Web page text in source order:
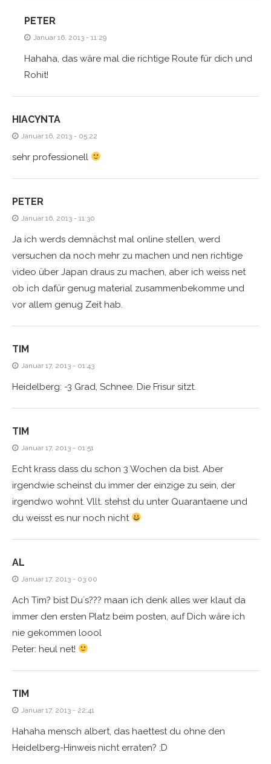
PETER
Januar 16, 2013 - 11:29
Hahaha, das wäre mal die richtige Route für dich und
Rohit!
HIACYNTA
Januar 16, 2013 - 05:22
sehr professionell
PETER
Januar 16, 2013 - 11:30
Ja ich werds demnächst mal online stellen, werd
versuchen da noch mehr zu machen und nen richtige
video über Japan draus zu machen, aber ich weiss net
ob ich dafür genug material zusammenbekomme und
vor allem genug Zeit hab.
TIM
Januar 17, 2013 - 01:43
Heidelberg: -3 Grad, Schnee. Die Frisur sitzt.
TIM
Januar 17, 2013 - 01:51
Echt krass dass du schon 3 Wochen da bist. Aber
irgendwie scheinst du immer der einzige zu sein, der
irgendwo wohnt. Vllt. stehst du unter Quarantaene und
du weisst es nur noch nicht
AL
Januar 17, 2013 - 03:00
Ach Tim? bist Du´s??? maan ich denk alles wer klaut da
immer den ersten Platz beim posten, auf Dich wäre ich
nie gekommen loool
Peter: heul net!
TIM
Januar 17, 2013 - 22:41
Hahaha mensch albert, das haettest du ohne den
Heidelberg-Hinweis nicht erraten? ;D